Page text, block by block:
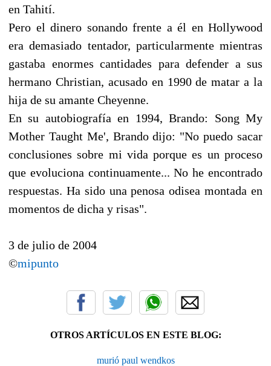
en Tahití.
Pero el dinero sonando frente a él en Hollywood
era demasiado tentador, particularmente mientras
gastaba enormes cantidades para defender a sus
hermano Christian, acusado en 1990 de matar a la
hija de su amante Cheyenne.
En su autobiografía en 1994, Brando: Song My
Mother Taught Me', Brando dijo: "No puedo sacar
conclusiones sobre mi vida porque es un proceso
que evoluciona continuamente... No he encontrado
respuestas. Ha sido una penosa odisea montada en
momentos de dicha y risas".
3 de julio de 2004
©mipunto
OTROS ARTÍCULOS EN ESTE BLOG:
murió paul wendkos